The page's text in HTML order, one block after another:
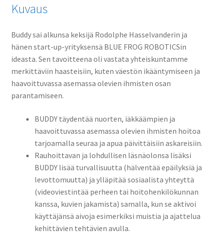
Kuvaus
Buddy sai alkunsa keksijä Rodolphe Hasselvanderin ja
hänen start-up-yrityksensä BLUE FROG ROBOTICSin
ideasta. Sen tavoitteena oli vastata yhteiskuntamme
merkittäviin haasteisiin, kuten väestön ikääntymiseen ja
haavoittuvassa asemassa olevien ihmisten osan
parantamiseen.
BUDDY täydentää nuorten, iäkkäämpien ja
haavoittuvassa asemassa olevien ihmisten hoitoa
tarjoamalla seuraa ja apua päivittäisiin askareisiin.
Rauhoittavan ja lohdullisen läsnäolonsa lisäksi
BUDDY lisää turvallisuutta (hälventää epäilyksiä ja
levottomuutta) ja ylläpitää sosiaalista yhteyttä
(videoviestintää perheen tai hoitohenkilökunnan
kanssa, kuvien jakamista) samalla, kun se aktivoi
käyttäjänsä aivoja esimerkiksi muistia ja ajattelua
kehittävien tehtävien avulla.